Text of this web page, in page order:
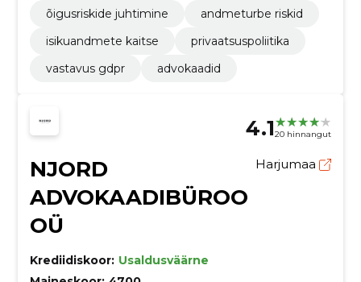
õigusriskide juhtimine
andmeturbe riskid
isikuandmete kaitse
privaatsuspoliitika
vastavus gdpr
advokaadid
4.120 hinnangut
NJORD
ADVOKAADIBÜROO
OÜ
Harjumaa
Krediidiskoor: Usaldusväärne